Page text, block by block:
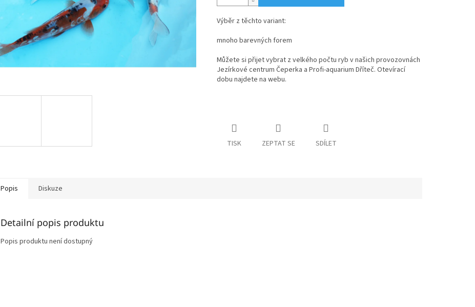
Výběr z těchto variant:
mnoho barevných forem
Můžete si přijet vybrat z velkého počtu ryb v našich provozovnách
Jezírkové centrum Čeperka a Profi-aquarium Dříteč. Otevírací
dobu najdete na webu.
TISK ZEPTAT SE SDÍLET
Popis Diskuze
Detailní popis produktu
Popis produktu není dostupný